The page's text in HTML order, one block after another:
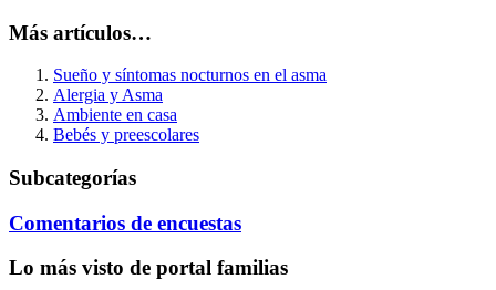
Más artículos…
Sueño y síntomas nocturnos en el asma
Alergia y Asma
Ambiente en casa
Bebés y preescolares
Subcategorías
Comentarios de encuestas
Lo más visto de portal familias